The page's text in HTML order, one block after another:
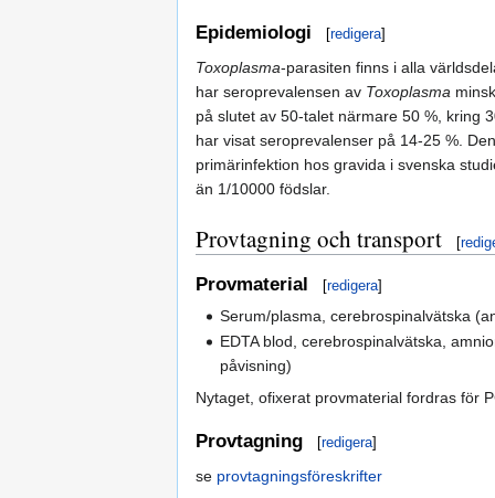
Epidemiologi [redigera]
Toxoplasma-parasiten finns i alla
har seroprevalensen av Toxoplasma
på slutet av 50-talet närmare 50 %, kring
har visat seroprevalenser på 14-25 %.
primärinfektion hos gravida i svenska
än 1/10000 födslar.
Provtagning och transport [
Provmaterial [redigera]
Serum/plasma, cerebrospinalvätska
EDTA blod, cerebrospinalvätska,
påvisning)
Nytaget, ofixerat provmaterial fordras för
Provtagning [redigera]
se provtagningsföreskrifter